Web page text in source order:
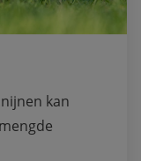
kan